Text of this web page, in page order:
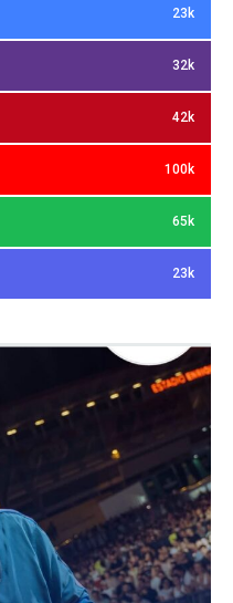
23k
32k
42k
100k
65k
23k